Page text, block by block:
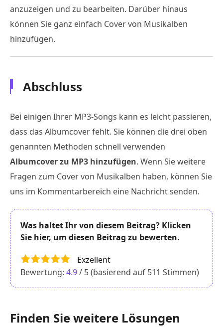
anzuzeigen und zu bearbeiten. Darüber hinaus
können Sie ganz einfach Cover von Musikalben
hinzufügen.
Abschluss
Bei einigen Ihrer MP3-Songs kann es leicht passieren,
dass das Albumcover fehlt. Sie können die drei oben
genannten Methoden schnell verwenden
Albumcover zu MP3 hinzufügen. Wenn Sie weitere
Fragen zum Cover von Musikalben haben, können Sie
uns im Kommentarbereich eine Nachricht senden.
Was haltet Ihr von diesem Beitrag? Klicken
Sie hier, um diesen Beitrag zu bewerten.
Exzellent
Bewertung: 4.9/ 5 (basierend auf 511 Stimmen)
Finden Sie weitere Lösungen